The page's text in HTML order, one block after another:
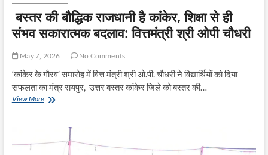
बस्तर की बौद्धिक राजधानी है कांकेर, शिक्षा से ही
संभव सकारात्मक बदलाव: वित्तमंत्री श्री ओपी चौधरी
May 7, 2026 No Comments
‘कांकेर के गौरव’ समारोह में वित्त मंत्री श्री ओ.पी. चौधरी ने विद्यार्थियों को दिया
सफलता का मंत्र रायपुर, उत्तर बस्तर कांकेर जिले को बस्तर की…
View Moreबस्तर